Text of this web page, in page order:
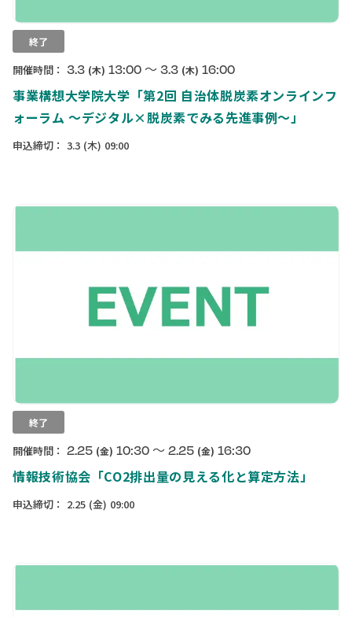
終了
開催時間： 3.3 (木) 13:00 〜 3.3 (木) 16:00
事業構想大学院大学「第2回 自治体脱炭素オンラインフ
ォーラム 〜デジタル×脱炭素でみる先進事例〜」
申込締切： 3.3 (木) 09:00
終了
開催時間： 2.25 (金) 10:30 〜 2.25 (金) 16:30
情報技術協会「CO2排出量の見える化と算定方法」
申込締切： 2.25 (金) 09:00